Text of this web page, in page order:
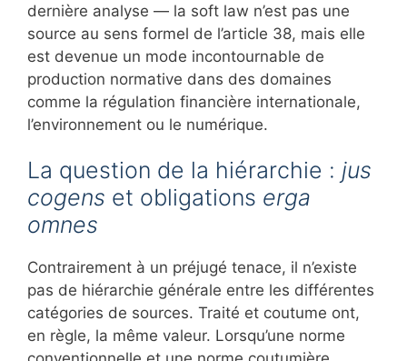
dernière analyse — la soft law n’est pas une
source au sens formel de l’article 38, mais elle
est devenue un mode incontournable de
production normative dans des domaines
comme la régulation financière internationale,
l’environnement ou le numérique.
La question de la hiérarchie : jus
cogens et obligations erga
omnes
Contrairement à un préjugé tenace, il n’existe
pas de hiérarchie générale entre les différentes
catégories de sources. Traité et coutume ont,
en règle, la même valeur. Lorsqu’une norme